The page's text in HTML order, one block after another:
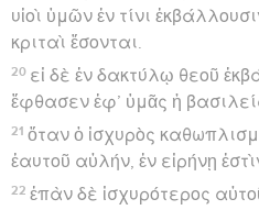
υἱοὶ ὑμῶν ἐν τίνι
κριταὶ ἔσονται.
20 εἰ δὲ ἐν δακτύλῳ θεοῦ
ἔφθασεν ἐφ’ ὑμᾶς ἡ
21 ὅταν ὁ ἰσχυρὸς
ἑαυτοῦ αὐλήν, ἐν εἰρήνῃ
22 ἐπὰν δὲ ἰσχυρότερος